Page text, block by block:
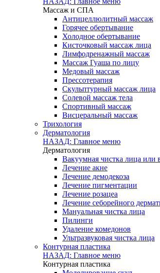
Массаж и СПА
Антицеллюлитный массаж
Горячее обертывание
Холодное обертывание
Кисточковый массаж лица
Лимфодренажный массаж
Массаж Гуаша по лицу
Медовый массаж
Прессотерапия
Скульптурный массаж лица
Солевой массаж тела
Спортивный массаж
Висцеральный массаж
Трихология
Дерматология
НАЗАД: Главное меню
Дерматология
Вакуумная чистка лица или
Лечение акне
Лечение демодекоза
Лечение пигментации
Лечение розацеа
Лечение себорейного
Мануальная чистка лица
Пилинги
Удаление комедонов
Ультразвуковая чистка лица
Контурная пластика
НАЗАД: Главное меню
Контурная пластика